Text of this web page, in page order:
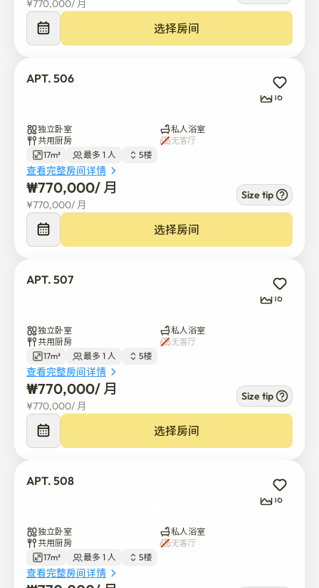
¥770,000/ 月
选择房间
APT. 506
16
独立卧室
私人浴室
共用厨房
无客厅
17m²
最多 1 人 5楼
查看完整房间详情
₩770,000/ 月
¥770,000/ 月
Size tip
选择房间
APT. 507
16
独立卧室
私人浴室
共用厨房
无客厅
17m²
最多 1 人 5楼
查看完整房间详情
₩770,000/ 月
¥770,000/ 月
Size tip
选择房间
APT. 508
16
独立卧室
私人浴室
共用厨房
无客厅
17m²
最多 1 人 5楼
查看完整房间详情